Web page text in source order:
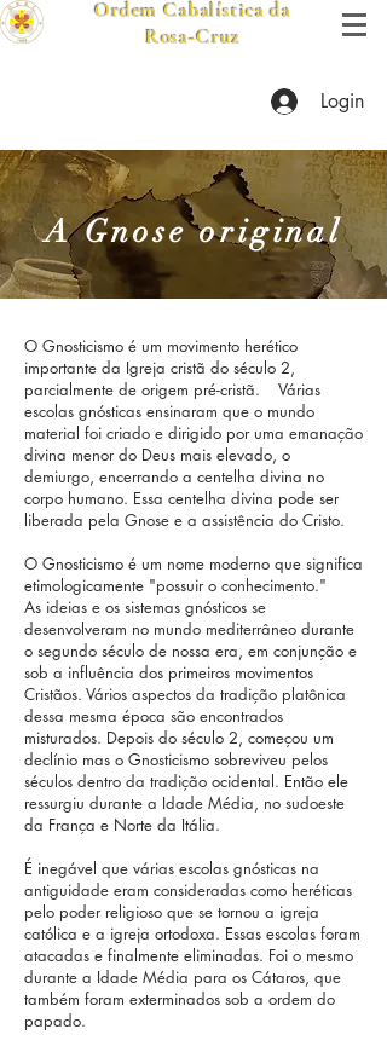
Ordem Cabalística da
Rosa-Cruz
Login
A Gnose original
O Gnosticismo é um movimento herético
importante da Igreja cristã do século 2,
parcialmente de origem pré-cristã. Várias
escolas gnósticas ensinaram que o mundo
material foi criado e dirigido por uma emanação
divina menor do Deus mais elevado, o
demiurgo, encerrando a centelha divina no
corpo humano. Essa centelha divina pode ser
liberada pela Gnose e a assistência do Cristo.
O Gnosticismo é um nome moderno que significa
etimologicamente "possuir o conhecimento."
As ideias e os sistemas gnósticos se
desenvolveram no mundo mediterrâneo durante
o segundo século de nossa era, em conjunção e
sob a influência dos primeiros movimentos
Cristãos. Vários aspectos da tradição platônica
dessa mesma época são encontrados
misturados. Depois do século 2, começou um
declínio mas o Gnosticismo sobreviveu pelos
séculos dentro da tradição ocidental. Então ele
ressurgiu durante a Idade Média, no sudoeste
da França e Norte da Itália.
É inegável que várias escolas gnósticas na
antiguidade eram consideradas como heréticas
pelo poder religioso que se tornou a igreja
católica e a igreja ortodoxa. Essas escolas foram
atacadas e finalmente eliminadas. Foi o mesmo
durante a Idade Média para os Cátaros, que
também foram exterminados sob a ordem do
papado.